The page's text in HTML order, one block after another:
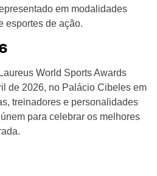
em modalidades
esportes de ação.
World Sports Awards
de 2026, no Palácio Cibeles em
treinadores e personalidades
para celebrar os melhores